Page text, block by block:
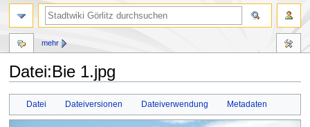
Datei:Bie 1.jpg
Navigation
Suche
Datei Dateiversionen Dateiverwendung Metadaten
mehr